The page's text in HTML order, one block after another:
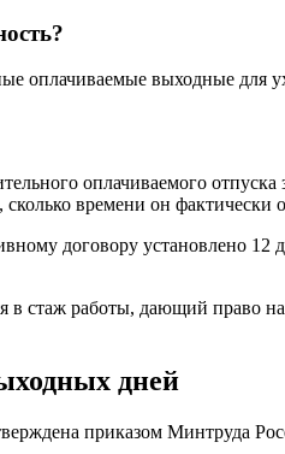
оплачиваемые выходные для
оплачиваемого
времени он фактически
договору установлено
стаж работы, дающий право
дней
приказом Минтруда